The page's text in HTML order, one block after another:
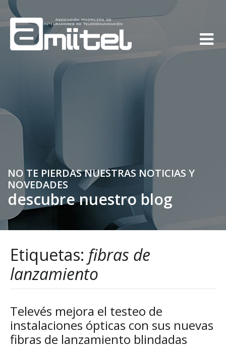
NO TE PIERDAS NUESTRAS NOTICIAS Y
NOVEDADES
descubre nuestro blog
Etiquetas: fibras de
lanzamiento
Televés mejora el testeo de
instalaciones ópticas con sus nuevas
fibras de lanzamiento blindadas